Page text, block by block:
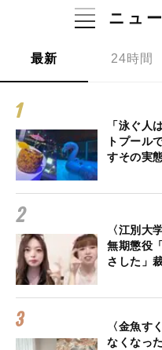
ニュ
最新 24時間
「泳ぐ人
トプール
すその実
〈江別大
無期懲役
さした」
〈金魚す
なくなっ